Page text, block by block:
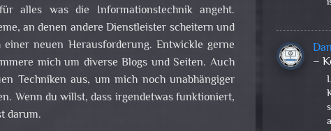
alles was die Informationstechnik angeht.
an denen andere Dienstleister scheitern und
neuen Herausforderung. Entwickle gerne
mich um diverse Blogs und Seiten. Auch
Techniken aus, um mich noch unabhängiger
Wenn du willst, dass irgendetwas funktioniert,
darum.
–